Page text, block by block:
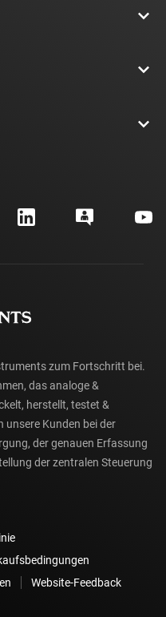
zum Fortschritt bei.
das analoge &
herstellt, testet &
Kunden bei der
der genauen Erfassung
der zentralen Steuerung
Website-Feedback